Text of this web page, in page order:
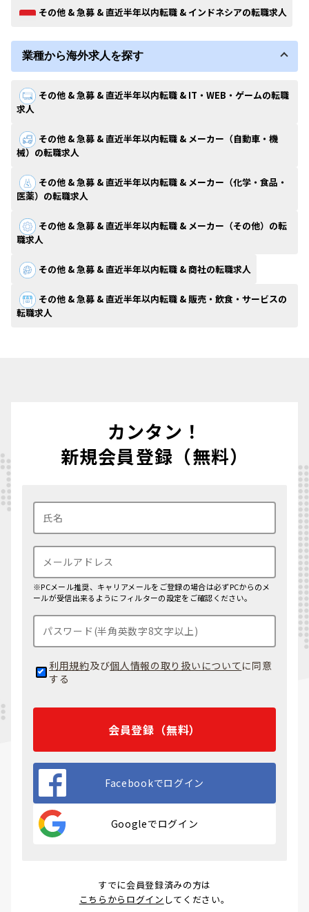
その他 & 急募 & 直近半年以内転職 & インドネシアの転職求人
業種から海外求人を探す
その他 & 急募 & 直近半年以内転職 & IT・WEB・ゲームの転職
求人
その他 & 急募 & 直近半年以内転職 & メーカー（自動車・機
械）の転職求人
その他 & 急募 & 直近半年以内転職 & メーカー（化学・食品・
医薬）の転職求人
その他 & 急募 & 直近半年以内転職 & メーカー（その他）の転
職求人
その他 & 急募 & 直近半年以内転職 & 商社の転職求人
その他 & 急募 & 直近半年以内転職 & 販売・飲食・サービスの
転職求人
カンタン！
新規会員登録（無料）
※PCメール推奨、キャリアメールをご登録の場合は必ずPCからのメ
ールが受信出来るようにフィルターの設定をご確認ください。
利用規約及び個人情報の取り扱いについて に同意
する
会員登録（無料）
Facebookでログイン
Googleでログイン
すでに会員登録済みの方は
こちらからログイン してください。